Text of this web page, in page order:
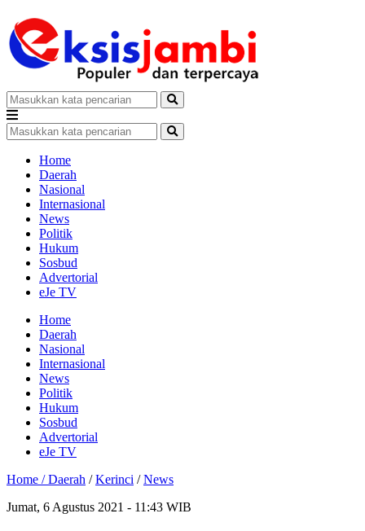
Home
Daerah
Nasional
Internasional
News
Politik
Hukum
Sosbud
Advertorial
eJe TV
Home
Daerah
Nasional
Internasional
News
Politik
Hukum
Sosbud
Advertorial
eJe TV
Home /Daerah /Kerinci /News
Jumat, 6 Agustus 2021 - 11:43 WIB